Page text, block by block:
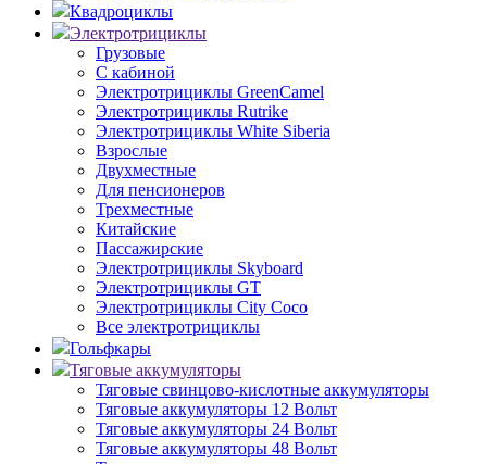
Квадроциклы
Электротрициклы
Грузовые
С кабиной
Электротрициклы GreenCamel
Электротрициклы Rutrike
Электротрициклы White Siberia
Взрослые
Двухместные
Для пенсионеров
Трехместные
Китайские
Пассажирские
Электротрициклы Skyboard
Электротрициклы GT
Электротрициклы City Coco
Все электротрициклы
Гольфкары
Тяговые аккумуляторы
Тяговые свинцово-кислотные аккумуляторы
Тяговые аккумуляторы 12 Вольт
Тяговые аккумуляторы 24 Вольт
Тяговые аккумуляторы 48 Вольт